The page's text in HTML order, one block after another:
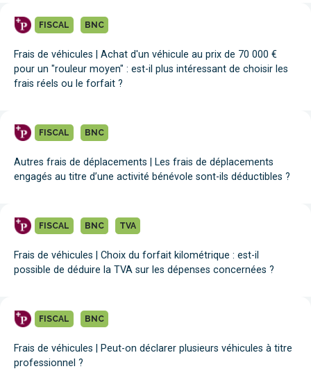
FISCAL BNC
Frais de véhicules | Achat d'un véhicule au prix de 70 000 €
pour un "rouleur moyen" : est-il plus intéressant de choisir les
frais réels ou le forfait ?
FISCAL BNC
Autres frais de déplacements | Les frais de déplacements
engagés au titre d’une activité bénévole sont-ils déductibles ?
FISCAL BNC TVA
Frais de véhicules | Choix du forfait kilométrique : est-il
possible de déduire la TVA sur les dépenses concernées ?
FISCAL BNC
Frais de véhicules | Peut-on déclarer plusieurs véhicules à titre
professionnel ?